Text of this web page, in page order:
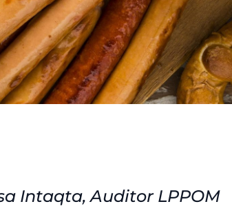
Intaqta, Auditor LPPOM